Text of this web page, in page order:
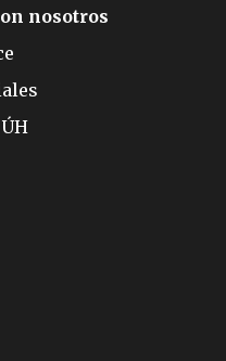
nosotros